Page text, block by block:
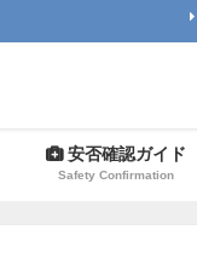
安否確認ガイド
Safety Confirmation